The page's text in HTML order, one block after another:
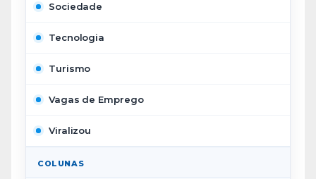
Sociedade
Tecnologia
Turismo
Vagas de Emprego
Viralizou
COLUNAS